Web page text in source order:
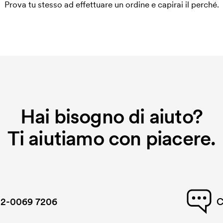
Prova tu stesso ad effettuare un ordine e capirai il perché.
Hai bisogno di aiuto?
Ti aiutiamo con piacere.
0069 7206